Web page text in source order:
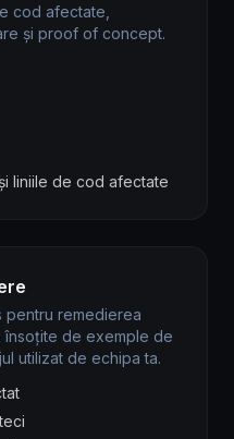
cod afectate,
și proof of concept.
liniile de cod afectate
pentru remedierea
de exemple de
utilizat de echipa ta.